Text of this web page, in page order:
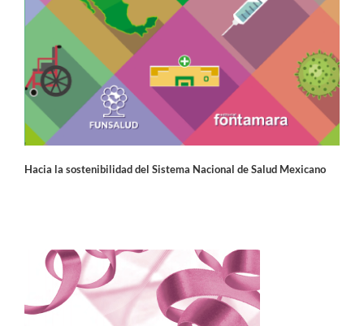
Hacia la sostenibilidad del Sistema Nacional de Salud Mexicano